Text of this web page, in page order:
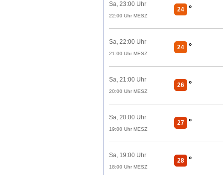
Sa, 23:00 Uhr
22:00 Uhr MESZ
24 °
Sa, 22:00 Uhr
21:00 Uhr MESZ
24 °
Sa, 21:00 Uhr
20:00 Uhr MESZ
26 °
Sa, 20:00 Uhr
19:00 Uhr MESZ
27 °
Sa, 19:00 Uhr
18:00 Uhr MESZ
28 °